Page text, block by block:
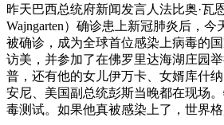
昨天巴西总统府新闻发言人法比奥·瓦
Wajngarten）确诊患上新冠肺炎后，
被确诊，成为全球首位感染上病毒的
访美，并参加了在佛罗里达海湖庄园
普，还有他的女儿伊万卡、女婿库什
安尼、美国副总统彭斯当晚都在现场
毒测试。如果他真被感染上了，世界格